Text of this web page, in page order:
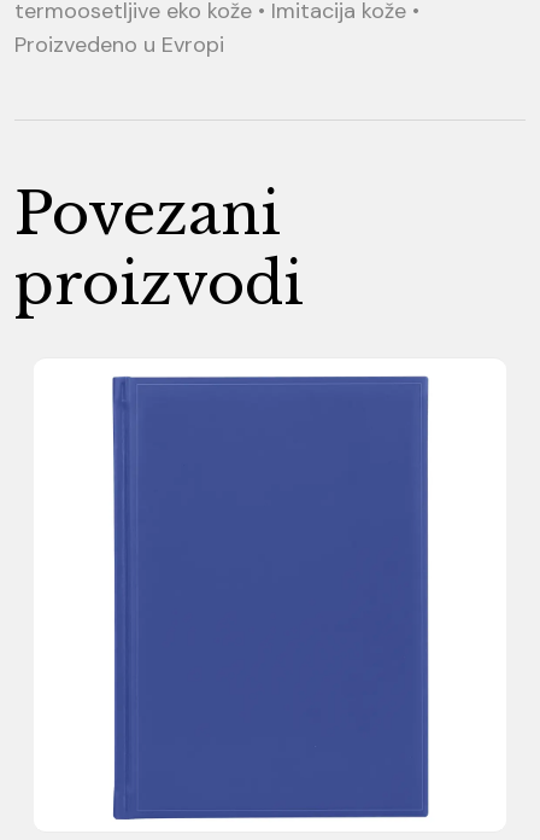
termoosetljive eko kože • Imitacija kože •
Proizvedeno u Evropi
Povezani
proizvodi